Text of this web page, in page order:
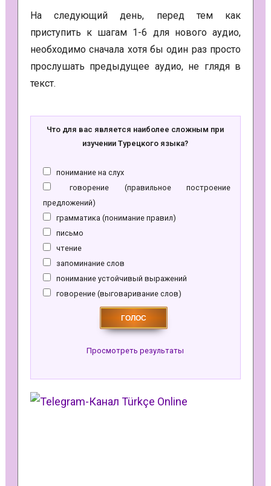
На следующий день, перед тем как
приступить к шагам 1-6 для нового аудио,
необходимо сначала хотя бы один раз просто
прослушать предыдущее аудио, не глядя в
текст.
Что для вас является наиболее сложным при
изучении Турецкого языка?
понимание на слух
говорение (правильное построение
предложений)
грамматика (понимание правил)
письмо
чтение
запоминание слов
понимание устойчивый выражений
говорение (выговаривание слов)
Просмотреть результаты